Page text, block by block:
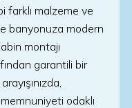
farklı malzeme ve
banyonuza modern
montajı
garantili bir
odaklı